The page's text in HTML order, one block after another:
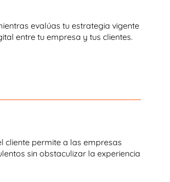
evalúas tu estrategia vigente
entre tu empresa y tus clientes.
cliente permite a las empresas
sin obstaculizar la experiencia